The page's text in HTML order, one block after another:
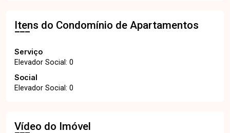
Itens do Condomínio de Apartamentos
Serviço
Elevador Social: 0
Social
Elevador Social: 0
Vídeo do Imóvel